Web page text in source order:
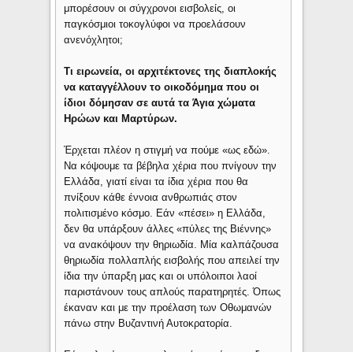
μπορέσουν οι σύγχρονοι εισβολείς, οι
παγκόσμιοι τοκογλύφοι να προελάσουν
ανενόχλητοι;
Τι ειρωνεία, οι αρχιτέκτονες της διαπλοκής
να καταγγέλλουν το οικοδόμημα που οι
ίδιοι δόμησαν σε αυτά τα Άγια χώματα
Ηρώων και Μαρτύρων.
Έρχεται πλέον η στιγμή να πούμε «ως εδώ».
Να κόψουμε τα βέβηλα χέρια που πνίγουν την
Ελλάδα, γιατί είναι τα ίδια χέρια που θα
πνίξουν κάθε έννοια ανθρωπιάς στον
πολιτισμένο κόσμο. Εάν «πέσει» η Ελλάδα,
δεν θα υπάρξουν άλλες «πύλες της Βιέννης»
να ανακόψουν την θηριωδία. Μία καλπάζουσα
θηριωδία πολλαπλής εισβολής που απειλεί την
ίδια την ύπαρξη μας και οι υπόλοιποι λαοί
παριστάνουν τους απλούς παρατηρητές. Όπως
έκαναν και με την προέλαση των Οθωμανών
πάνω στην Βυζαντινή Αυτοκρατορία.